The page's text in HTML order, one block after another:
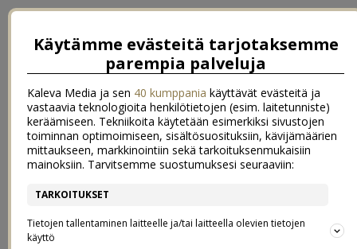
Kinuskinen juustokakku jouluun
Käytämme evästeitä tarjotaksemme
parempia palveluja
Kaleva Media ja sen 40 kumppania käyttävät evästeitä ja
vastaavia teknologioita henkilötietojen (esim. laitetunniste)
keräämiseen. Tekniikoita käytetään esimerkiksi sivustojen
toiminnan optimoimiseen, sisältösuosituksiin, kävijämäärien
mittaukseen, markkinointiin sekä tarkoituksenmukaisiin
mainoksiin. Tarvitsemme suostumuksesi seuraaviin:
TARKOITUKSET
Tietojen tallentaminen laitteelle ja/tai laitteella olevien tietojen
käyttö